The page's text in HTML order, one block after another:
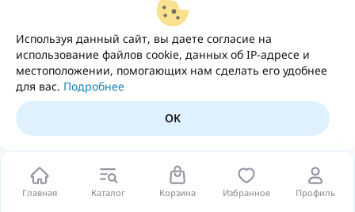
Главная Каталог Корзина Избранное Профиль
Используя данный сайт, вы даете согласие на
использование файлов cookie, данных об IP-адресе и
местоположении, помогающих нам сделать его удобнее
для вас. Подробнее
OK